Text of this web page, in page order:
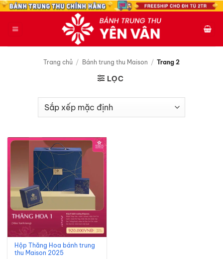
Bỏ
Trang chủ / Bánh trung thu Maison / Trang 2
LỌC
Hộp Thăng Hoa bánh trung
thu Maison 2025